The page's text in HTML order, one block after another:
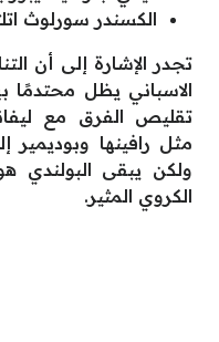
الكسندر سورلوث
تجدر الإشارة إلى أن
الاسباني يظل محتدمًا
تقليص الفرق مع
مثل رافينها وبوديمير
ولكن يبقى البولندي
الكروي المثير.